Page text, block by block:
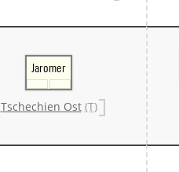
Jaromer
Tschechien Ost (T)